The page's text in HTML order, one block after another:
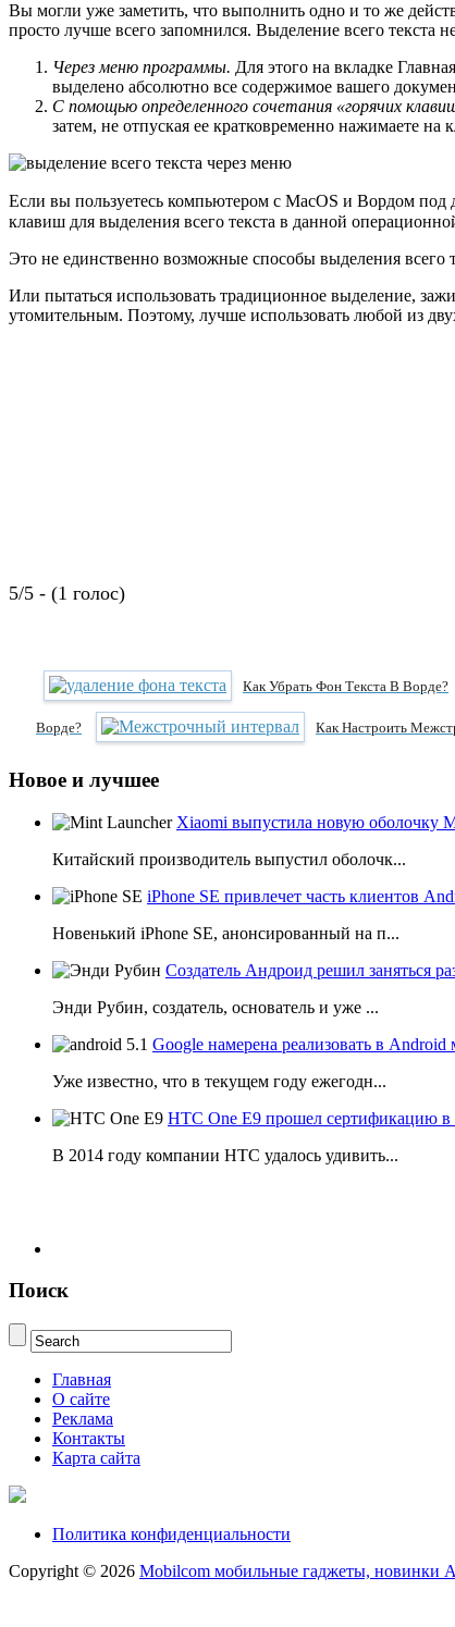
Вы могли уже заметить, что выполнить одно и то же
просто лучше всего запомнился. Выделение всего
Через меню программы. Для этого на вкладке
выделено абсолютно все содержимое вашего
С помощью определенного сочетания «горячих
затем, не отпуская ее кратковременно нажимаете на
Если вы пользуетесь компьютером с MacOS и Вордом
клавиш для выделения всего текста в данной
Это не единственно возможные способы выделения всего
Или пытаться использовать традиционное выделение,
утомительным. Поэтому, лучше использовать любой из
5/5 - (1 голос)
Как Убрать Фон Текста В Ворде?
Ворде? Как Настроить
Новое и лучшее
Xiaomi выпустила новую оболочку
Китайский производитель выпустил оболочк...
iPhone SE привлечет часть клиентов
Новенький iPhone SE, анонсированный на п...
Создатель Андроид решил заняться
Энди Рубин, создатель, основатель и уже ...
Google намерена реализовать в
Уже известно, что в текущем году ежегодн...
HTC One E9 прошел сертификацию
В 2014 году компании НТС удалось удивить...
Поиск
Главная
О сайте
Реклама
Контакты
Карта сайта
Политика конфиденциальности
Copyright © 2026 Mobilcom мобильные гаджеты, новинки